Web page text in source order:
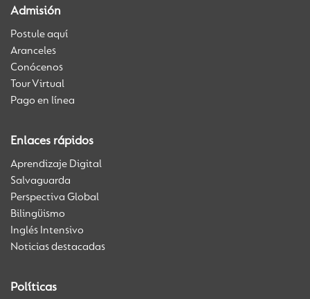
Admisión
Postule aquí
Aranceles
Conócenos
Tour Virtual
Pago en línea
Enlaces rápidos
Aprendizaje Digital
Salvaguarda
Perspectiva Global
Bilingüismo
Inglés Intensivo
Noticias destacadas
Políticas